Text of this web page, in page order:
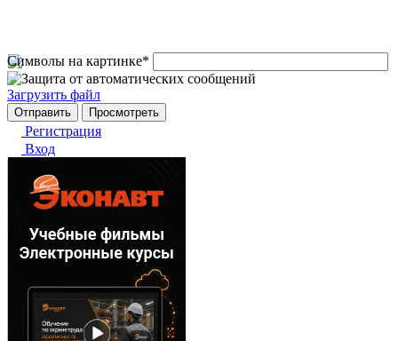
Символы на картинке*
Загрузить файл
Регистрация
Вход